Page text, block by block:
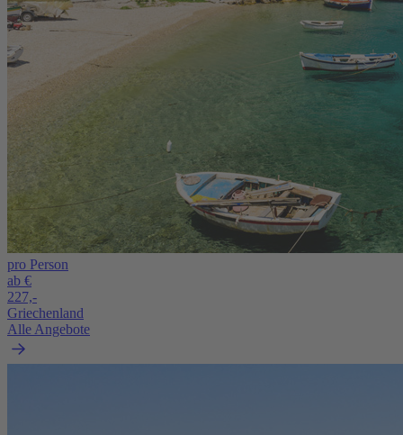
pro Person
ab €
227,-
Griechenland
Alle Angebote